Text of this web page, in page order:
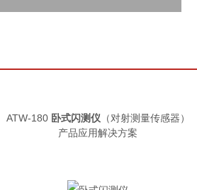
ATW-180 卧式闪测仪（对射测量传感器）
产品应用解决方案